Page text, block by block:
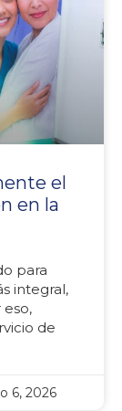
el
en la
para
integral,
de
6, 2026